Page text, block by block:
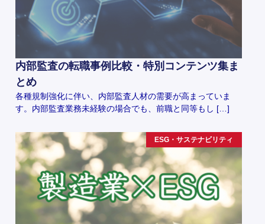
内部監査の転職事例比較・特別コンテンツ集ま
とめ
各種規制強化に伴い、内部監査人材の需要が高まっていま
す。内部監査業務未経験の場合でも、前職と同等もし […]
ESG・サステナビリティ